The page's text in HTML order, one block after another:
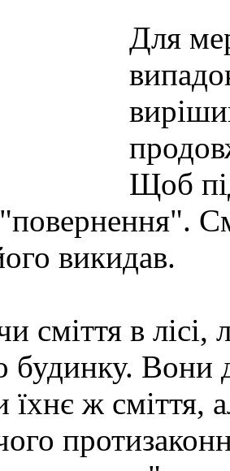
Для
Щоб
викидав.
сміття в
будинку. Вони
їхнє ж сміття,